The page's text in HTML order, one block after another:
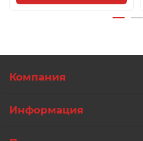
Компания
Информация